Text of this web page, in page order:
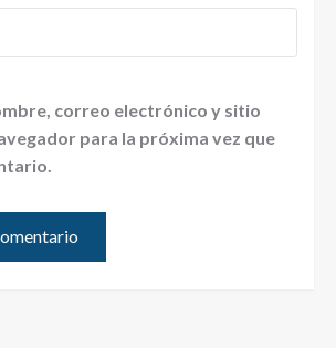
correo electrónico y sitio
para la próxima vez que